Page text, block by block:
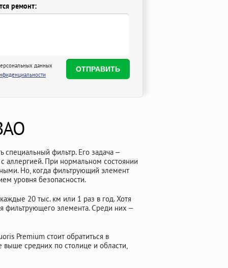
ремонт:
данных
специальный фильтр. Его задача –
аллергией. При нормальном состоянии
Но, когда фильтрующий элемент
уровня безопасности.
20 тыс. км или 1 раз в год. Хотя
фильтрующего элемента. Среди них –
Premium стоит обратиться в
средних по столице и области,